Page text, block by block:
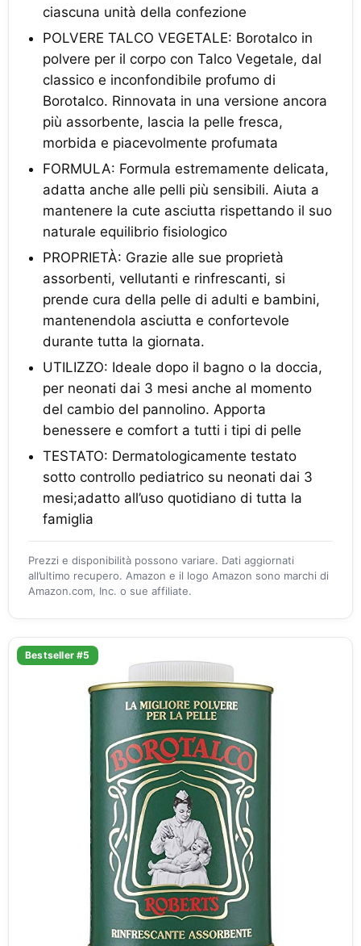
ciascuna unità della confezione
POLVERE TALCO VEGETALE: Borotalco in
polvere per il corpo con Talco Vegetale, dal
classico e inconfondibile profumo di
Borotalco. Rinnovata in una versione ancora
più assorbente, lascia la pelle fresca,
morbida e piacevolmente profumata
FORMULA: Formula estremamente delicata,
adatta anche alle pelli più sensibili. Aiuta a
mantenere la cute asciutta rispettando il suo
naturale equilibrio fisiologico
PROPRIETÀ: Grazie alle sue proprietà
assorbenti, vellutanti e rinfrescanti, si
prende cura della pelle di adulti e bambini,
mantenendola asciutta e confortevole
durante tutta la giornata.
UTILIZZO: Ideale dopo il bagno o la doccia,
per neonati dai 3 mesi anche al momento
del cambio del pannolino. Apporta
benessere e comfort a tutti i tipi di pelle
TESTATO: Dermatologicamente testato
sotto controllo pediatrico su neonati dai 3
mesi;adatto all’uso quotidiano di tutta la
famiglia
Prezzi e disponibilità possono variare. Dati aggiornati
all’ultimo recupero. Amazon e il logo Amazon sono marchi di
Amazon.com, Inc. o sue affiliate.
Bestseller #5